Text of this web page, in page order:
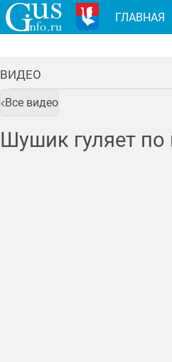
ВИДЕО
Все видео
Шушик гуляет по
ГЛАВНАЯ